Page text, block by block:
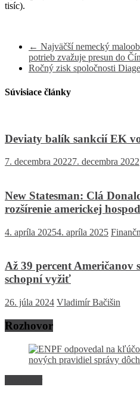
tisíc).
← Najväčší nemecký
potrieb zvažuje presun do
Ročný zisk spoločnosti
Súvisiace články
Deviaty balík sankcií EK
7. decembra 20227. decembra 2022
New Statesman: Clá
rozšírenie americkej
4. apríla 20254. apríla 2025
Až 39 percent Američanov
schopní vyžiť
26. júla 2024 Vladimír Bačišin
Rozhovor